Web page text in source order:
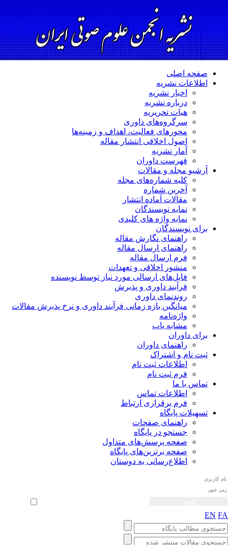
صفحه اصلی
اطلاعات نشریه
اخبار نشریه
درباره نشریه
هیات تحریریه
سرگروه‌های داوری
محورهای فعالیت، اهداف و زمینه‌ها
اصول اخلاقی انتشار مقاله
آمار نشریه
فهرست داوران
آرشیو مجله و مقالات
کلیه شماره‌های مجله
آخرین شماره
مقالات آماده انتشار
نمایه نویسندگان
نمایه واژه های کلیدی
برای نویسندگان
راهنمای نگارش مقاله
راهنمای ارسال مقاله
فرم ارسال مقاله
منشور اخلاقی و تعهدات
فایل‌های ارسالی مورد نیاز توسط نویسنده
فرآیند داوری و پذیرش
روندنمای داوری
میانگین بازه زمانی فرآیند داوری و نرخ پذیرش مقالات
واژه‌نامه
مشابه یاب
برای داوران
راهنمای داوران
ثبت نام و اشتراک
اطلاعات ثبت نام
فرم ثبت نام
تماس با ما
اطلاعات تماس
فرم برقراری ارتباط
تسهیلات پایگاه
راهنمای صفحات
جستجو در پایگاه
صفحه پرسش‌های متداول
صفحه برترین‌های پایگاه
اطلاع‌رسانی به دوستان
ورود خودکار
EN